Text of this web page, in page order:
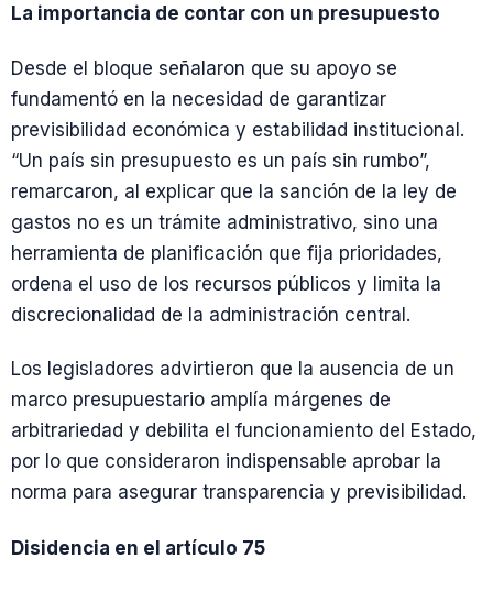
La importancia de contar con un presupuesto
Desde el bloque señalaron que su apoyo se
fundamentó en la necesidad de garantizar
previsibilidad económica y estabilidad institucional.
“Un país sin presupuesto es un país sin rumbo”,
remarcaron, al explicar que la sanción de la ley de
gastos no es un trámite administrativo, sino una
herramienta de planificación que fija prioridades,
ordena el uso de los recursos públicos y limita la
discrecionalidad de la administración central.
Los legisladores advirtieron que la ausencia de un
marco presupuestario amplía márgenes de
arbitrariedad y debilita el funcionamiento del Estado,
por lo que consideraron indispensable aprobar la
norma para asegurar transparencia y previsibilidad.
Disidencia en el artículo 75